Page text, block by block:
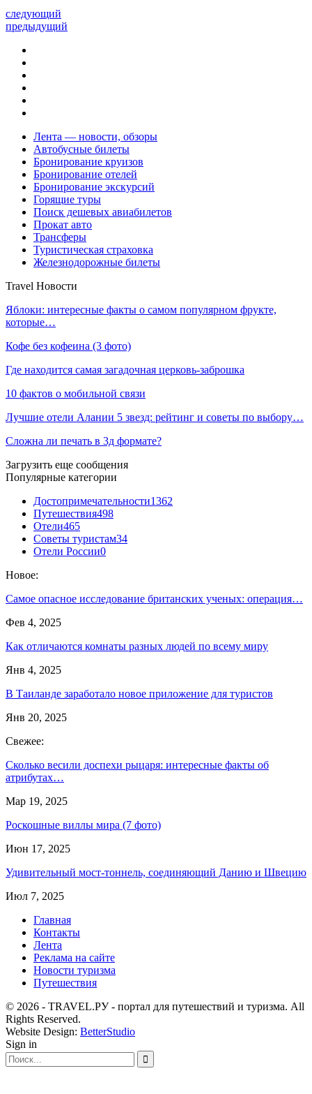
следующий
предыдущий
Лента — новости, обзоры
Автобусные билеты
Бронирование круизов
Бронирование отелей
Бронирование экскурсий
Горящие туры
Поиск дешевых авиабилетов
Прокат авто
Трансферы
Туристическая страховка
Железнодорожные билеты
Travel Новости
Яблоки: интересные факты о самом популярном фрукте,
которые…
Кофе без кофеина (3 фото)
Где находится самая загадочная церковь-заброшка
10 фактов о мобильной связи
Лучшие отели Алании 5 звезд: рейтинг и советы по выбору…
Сложна ли печать в 3д формате?
Загрузить еще сообщения
Популярные категории
Достопримечательности1362
Путешествия498
Отели465
Советы туристам34
Отели России0
Новое:
Самое опасное исследование британских ученых: операция…
Фев 4, 2025
Как отличаются комнаты разных людей по всему миру
Янв 4, 2025
В Таиланде заработало новое приложение для туристов
Янв 20, 2025
Свежее:
Сколько весили доспехи рыцаря: интересные факты об
атрибутах…
Мар 19, 2025
Роскошные виллы мира (7 фото)
Июн 17, 2025
Удивительный мост-тоннель, соединяющий Данию и Швецию
Июл 7, 2025
Главная
Контакты
Лента
Реклама на сайте
Новости туризма
Путешествия
© 2026 - TRAVEL.РУ - портал для путешествий и туризма. All
Rights Reserved.
Website Design: BetterStudio
Sign in